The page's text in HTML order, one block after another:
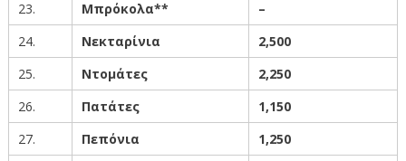
23. Μπρόκολα**
–
24.
Νεκταρίνια
2,500
25.
Ντομάτες 2,250
26.
Πατάτες 1,150
27.
Πεπόνια
1,250